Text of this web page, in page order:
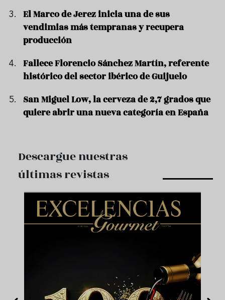
El Marco de Jerez inicia una de sus
vendimias más tempranas y recupera
producción
Fallece Florencio Sánchez Martín, referente
histórico del sector ibérico de Guijuelo
San Miguel Low, la cerveza de 2,7 grados que
quiere abrir una nueva categoría en España
Descargue nuestras
últimas revistas